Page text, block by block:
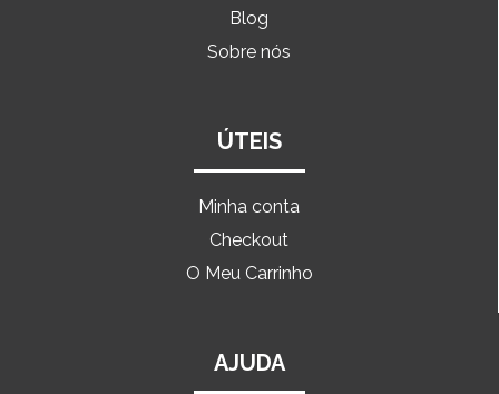
Blog
Sobre nós
ÚTEIS
Minha conta
Checkout
O Meu Carrinho
AJUDA